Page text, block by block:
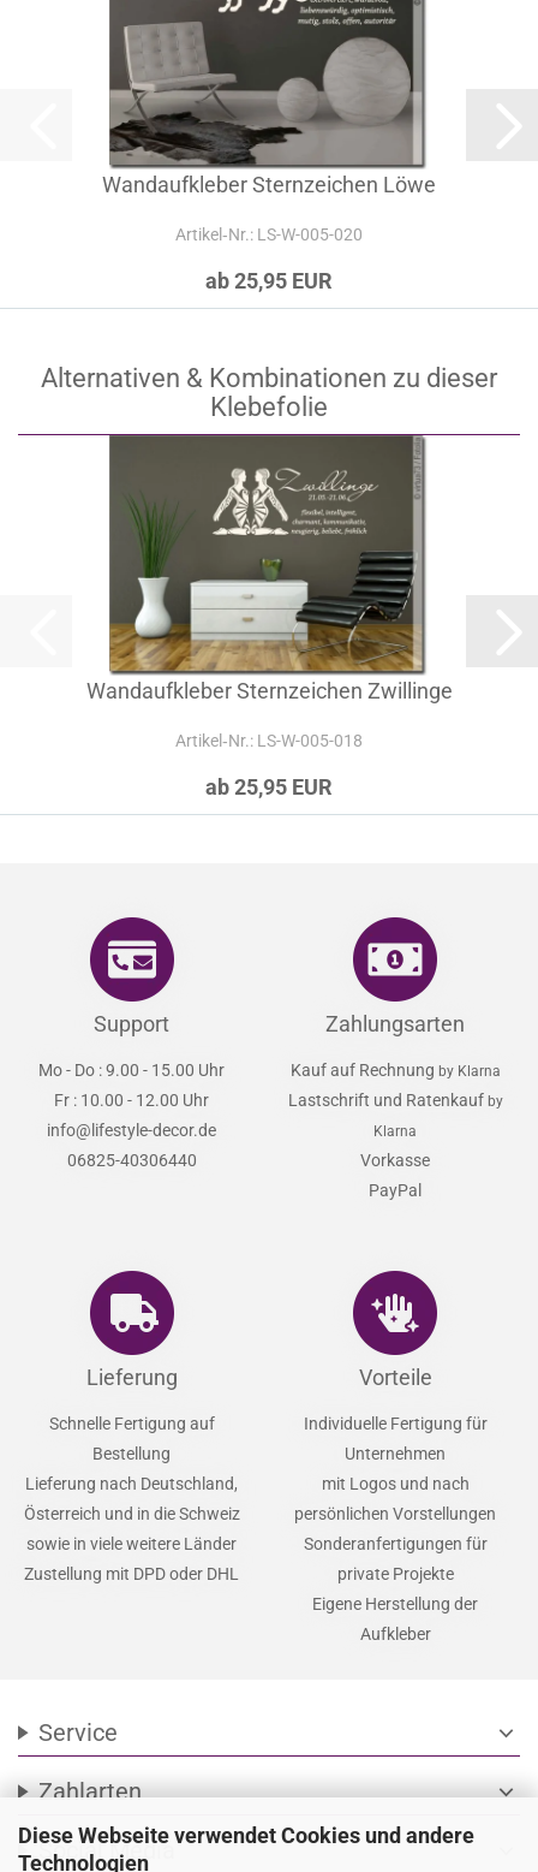
Diese Webseite verwendet Cookies und andere
Technologien
Wandaufkleber Sternzeichen Löwe
Artikel‑Nr.: LS-W-005-020
ab 25,95 EUR
Alternativen & Kombinationen zu dieser
Klebefolie
Wandaufkleber Sternzeichen Zwillinge
Artikel‑Nr.: LS-W-005-018
ab 25,95 EUR
Support
Mo - Do : 9.00 - 15.00 Uhr
Fr : 10.00 - 12.00 Uhr
info@lifestyle-decor.de
06825-40306440
Zahlungsarten
Kauf auf Rechnung by Klarna
Lastschrift und Ratenkauf by
Klarna
Vorkasse
PayPal
Lieferung
Schnelle Fertigung auf
Bestellung
Lieferung nach Deutschland,
Österreich und in die Schweiz
sowie in viele weitere Länder
Zustellung mit DPD oder DHL
Vorteile
Individuelle Fertigung für
Unternehmen
mit Logos und nach
persönlichen Vorstellungen
Sonderanfertigungen für
private Projekte
Eigene Herstellung der
Aufkleber
Service expand_more
Zahlarten expand_more
Social Media